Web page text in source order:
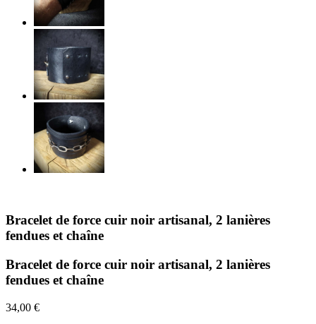
Bracelet de force cuir noir artisanal, 2 lanières
fendues et chaîne
Bracelet de force cuir noir artisanal, 2 lanières
fendues et chaîne
34,00 €